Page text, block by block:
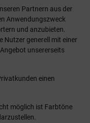
Partnern aus der
Anwendungszweck
und anzubieten.
Nutzer generell mit einer
unsererseits
einen
möglich ist Farbtöne